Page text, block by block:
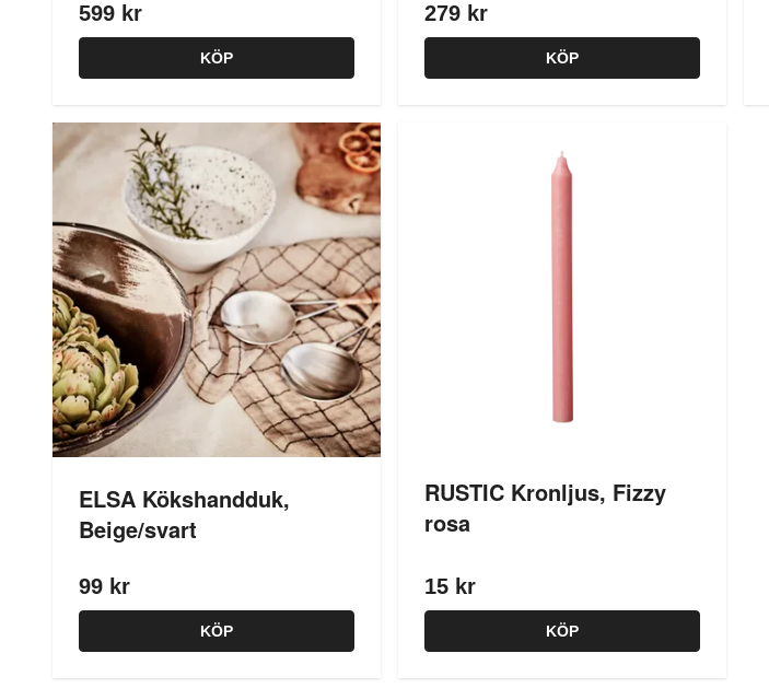
599 kr
KÖP
279 kr
KÖP
ELSA Kökshandduk,
Beige/svart
99 kr
KÖP
RUSTIC Kronljus, Fizzy
rosa
15 kr
KÖP